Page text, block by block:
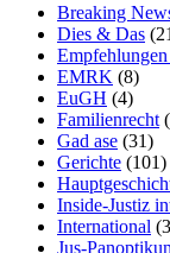
Breaking
Dies & Das
EMRK (8)
EuGH (4)
Familienrecht
Gad ase (31)
Gerichte (101)
Inside-Justiz
International
Jus-